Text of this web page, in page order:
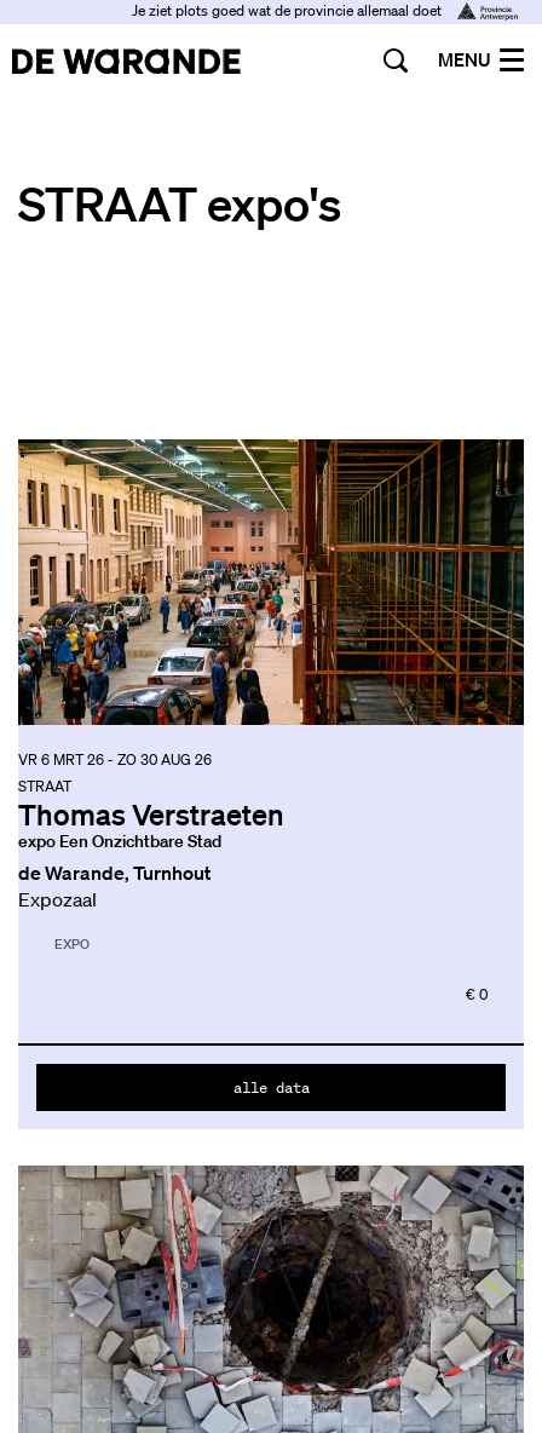
Je ziet plots goed wat de provincie allemaal doet
MENU
STRAAT expo's
Thomas Verstraeten
expo Een Onzichtbare Stad
STRAAT
VR 6 MRT 26- ZO 30 AUG 26
de Warande, Turnhout
Expozaal
EXPO
€ 0
alle data